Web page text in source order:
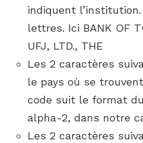
indiquent
lettres. Ici BANK OF
UFJ, LTD., THE
Les 2 caractères
le pays où se
code suit le format du
alpha-2, dans notre
Les 2 caractères